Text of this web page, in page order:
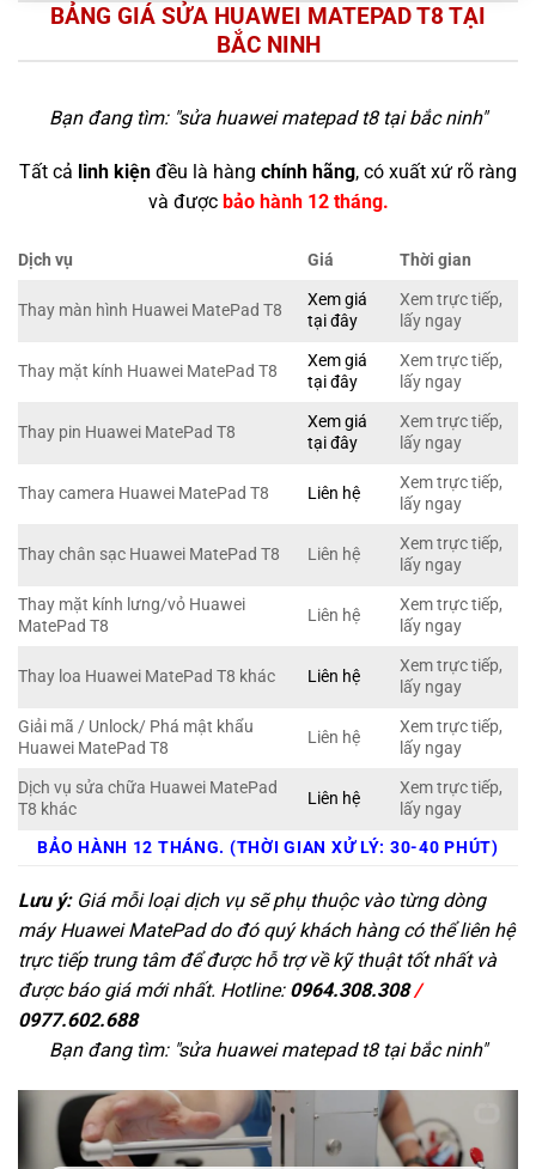
BẢNG GIÁ SỬA HUAWEI MATEPAD T8 TẠI
BẮC NINH
Bạn đang tìm: "sửa huawei matepad t8 tại bắc ninh"
Tất cả linh kiện đều là hàng chính hãng, có xuất xứ rõ ràng
và được bảo hành 12 tháng.
Dịch vụ Giá Thời gian
Thay màn hình Huawei MatePad T8
Xem giá
tại đây
Xem trực tiếp,
lấy ngay
Thay mặt kính Huawei MatePad T8
Xem giá
tại đây
Xem trực tiếp,
lấy ngay
Thay pin Huawei MatePad T8
Xem giá
tại đây
Xem trực tiếp,
lấy ngay
Thay camera Huawei MatePad T8 Liên hệ
Xem trực tiếp,
lấy ngay
Thay chân sạc Huawei MatePad T8 Liên hệ
Xem trực tiếp,
lấy ngay
Thay mặt kính lưng/vỏ Huawei
MatePad T8
Liên hệ
Xem trực tiếp,
lấy ngay
Thay loa Huawei MatePad T8 khác Liên hệ
Xem trực tiếp,
lấy ngay
Giải mã / Unlock/ Phá mật khẩu
Huawei MatePad T8
Liên hệ
Xem trực tiếp,
lấy ngay
Dịch vụ sửa chữa Huawei MatePad
T8 khác
Liên hệ
Xem trực tiếp,
lấy ngay
BẢO HÀNH 12 THÁNG. (THỜI GIAN XỬ LÝ: 30-40 PHÚT)
Lưu ý:Giá mỗi loại dịch vụ sẽ phụ thuộc vào từng dòng
máy Huawei MatePad do đó quý khách hàng có thể liên hệ
trực tiếp trung tâm để được hỗ trợ về kỹ thuật tốt nhất và
được báo giá mới nhất. Hotline: 0964.308.308/
0977.602.688
Bạn đang tìm: "sửa huawei matepad t8 tại bắc ninh"